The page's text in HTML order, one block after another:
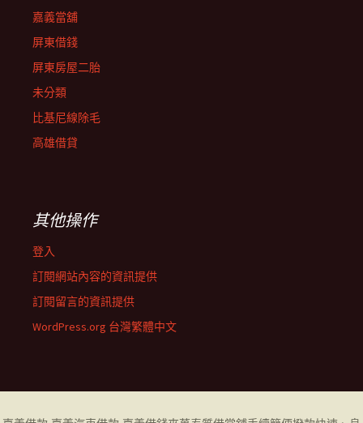
嘉義當舖
屏東借錢
屏東房屋二胎
未分類
比基尼線除毛
高雄借貸
其他操作
登入
訂閱網站內容的資訊提供
訂閱留言的資訊提供
WordPress.org 台灣繁體中文